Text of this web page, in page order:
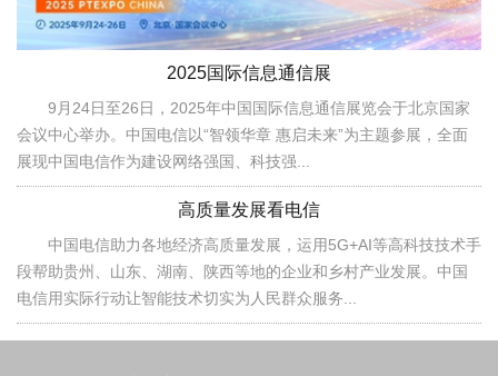
2025国际信息通信展
9月24日至26日，2025年中国国际信息通信展览会于北京国家
会议中心举办。中国电信以“智领华章 惠启未来”为主题参展，全面
展现中国电信作为建设网络强国、科技强...
高质量发展看电信
中国电信助力各地经济高质量发展，运用5G+AI等高科技技术手
段帮助贵州、山东、湖南、陕西等地的企业和乡村产业发展。中国
电信用实际行动让智能技术切实为人民群众服务...